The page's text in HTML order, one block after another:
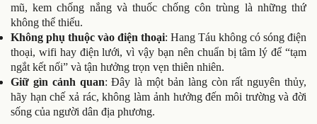
mũ, kem chống nắng và thuốc chống côn trùng là những thứ
không thể thiếu.
Không phụ thuộc vào điện thoại: Hang Táu không có sóng điện
thoại, wifi hay điện lưới, vì vậy bạn nên chuẩn bị tâm lý để “tạm
ngắt kết nối” và tận hưởng trọn vẹn thiên nhiên.
Giữ gìn cảnh quan: Đây là một bản làng còn rất nguyên thủy,
hãy hạn chế xả rác, không làm ảnh hưởng đến môi trường và đời
sống của người dân địa phương.